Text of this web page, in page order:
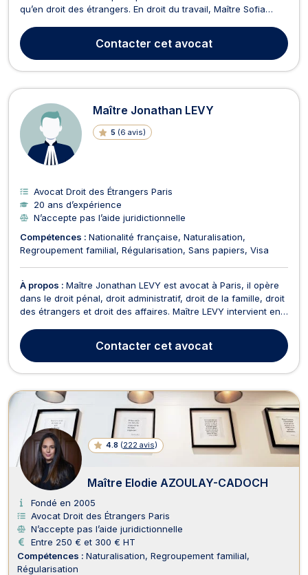
qu’en droit des étrangers. En droit du travail, Maître Sofia
tant à l’exécution du contrat de travail (clauses du contrat,
heures supplémentaires, sanctions disc...
Contacter cet avocat
Maître Jonathan LEVY
5 (6 avis)
Avocat Droit des Étrangers Paris
20 ans d’expérience
N’accepte pas l’aide juridictionnelle
Compétences : Nationalité française Naturalisation
Regroupement familial Régularisation Sans papiers Visa
À propos : Maître Jonathan LEVY est avocat à Paris, il opère
dans le droit pénal, droit administratif, droit de la famille, droit
des étrangers et droit des affaires. Maître LEVY intervient en
vue à la comparution immédiate devant le Tribunal et à
l'application des peines, q...
Contacter cet avocat
4.8 (222 avis)
Maître Elodie AZOULAY-CADOCH
Fondé en 2005
Avocat Droit des Étrangers Paris
N’accepte pas l’aide juridictionnelle
Entre 250 € et 300 € HT
Compétences : Naturalisation Regroupement familial
Régularisation